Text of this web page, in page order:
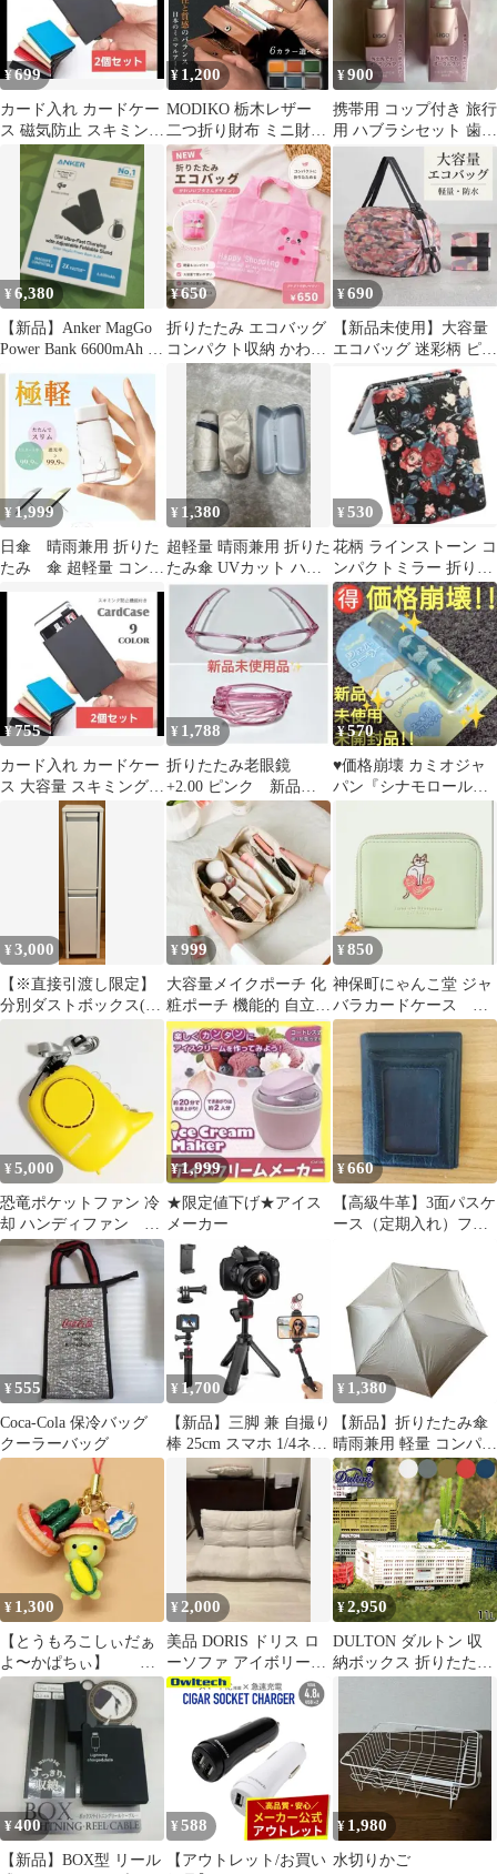
¥699
カード入れ カードケー
ス 磁気防止 スキミング
防止 大容量 コンパクト
薄型
¥ 1,200
MODIKO 栃木レザー
二つ折り財布 ミニ財布
日本製 ミニマリスト
財布
¥900
携帯用 コップ付き 旅行
用 ハブラシセット 歯磨
きセット ピンク2個 ミ
ニサイズ
¥6,380
【新品】Anker MagGo
Power Bank 6600mAh ブ
ラック
¥650
折りたたみ エコバッグ
コンパクト収納 かわい
い ブタ柄 ショッピング
バッグ
¥690
【新品未使用】大容量
エコバッグ 迷彩柄 ピン
ク 肩掛け コンパクト
¥ 1,999
日傘 晴雨兼用 折りた
たみ 傘 超軽量 コンパ
クト UVカット 遮光
¥ 1,380
超軽量 晴雨兼用 折りた
たみ傘 UVカット ハー
ドケース付 ベージュ
日傘
¥ 530
花柄 ラインストーン コ
ンパクトミラー 折りた
たみ
¥ 755
カード入れ カードケー
ス 大容量 スキミング防
止 磁気防止 コンパクト
¥ 1,788
折りたたみ老眼鏡
+2.00 ピンク 新品
軽い リーディンググ
ラス シニア
¥570
♥価格崩壊 カミオジャ
パン『シナモロール
（ソーダの香り）』
¥3,000
【※直接引渡し限定】
分別ダストボックス(2
¥999
大容量メイクポーチ 化
粧ポーチ 機能的 自立
防水 PUレザー 仕切り
付 韓国風
¥850
神保町にゃんこ堂 ジャ
バラカードケース ミ
ニウォレット
¥5,000
恐竜ポケットファン 冷
却 ハンディファン 卓
上扇風機 USB充電式
¥1,999
★限定値下げ★アイス
メーカー
¥660
【高級牛革】3面パスケ
ース（定期入れ）ファ
き 二つ折り 黒
¥555
Coca-Cola 保冷バッグ
クーラーバッグ
¥ 1,700
【新品】三脚 兼 自撮り
棒 25cm スマホ 1/4ネジ
GoProマウント
¥ 1,380
【新品】折りたたみ傘
晴雨兼用 軽量 コンパク
ト UPF50 完全遮光 ベ
ージュ
¥ 1,300
【とうもろこしぃだぁ
よ〜かぱちぃ】 ハ
ンドメイド 夏 河童
¥ 2,000
美品 DORIS ドリス ロ
ーソファ アイボリー
108cm幅
¥2,950
DULTON ダルトン 収
納ボックス 折りたたみ
ストレージ 11L V21-
0346 FOLDING 収納ボ
ックス コンテナボック
ス 収納ケース
¥400
【新品】BOX型 リール
¥ 588
【アウトレット/お買い
¥ 1,980
水切りかご